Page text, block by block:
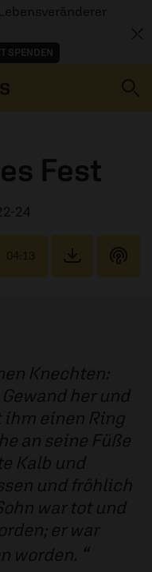
SPENDEN
Fest
24
04:13
Knechten:
her und
ihm einen Ring
an seine Füße
Kalb und
und fröhlich
war tot und
er war
worden.